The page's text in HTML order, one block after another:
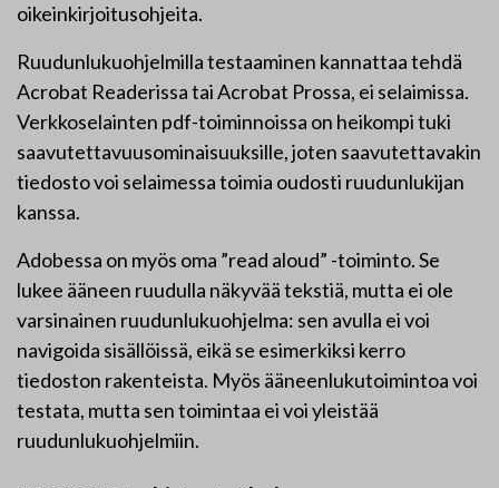
oikeinkirjoitusohjeita.
Ruudunlukuohjelmilla testaaminen kannattaa tehdä
Acrobat Readerissa tai Acrobat Prossa, ei selaimissa.
Verkkoselainten pdf-toiminnoissa on heikompi tuki
saavutettavuusominaisuuksille, joten saavutettavakin
tiedosto voi selaimessa toimia oudosti ruudunlukijan
kanssa.
Adobessa on myös oma ”read aloud” -toiminto. Se
lukee ääneen ruudulla näkyvää tekstiä, mutta ei ole
varsinainen ruudunlukuohjelma: sen avulla ei voi
navigoida sisällöissä, eikä se esimerkiksi kerro
tiedoston rakenteista. Myös ääneenlukutoimintoa voi
testata, mutta sen toimintaa ei voi yleistää
ruudunlukuohjelmiin.